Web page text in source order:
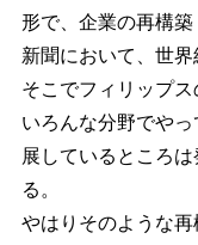
形で、企業の再構
新聞において、世界
そこでフィリップ
いろんな分野でや
展しているところ
る。
やはりそのような